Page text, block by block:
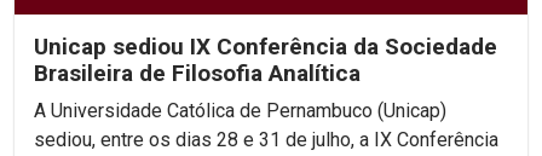
Unicap sediou IX Conferência da Sociedade
Brasileira de Filosofia Analítica
A Universidade Católica de Pernambuco (Unicap)
sediou, entre os dias 28 e 31 de julho, a IX Conferência